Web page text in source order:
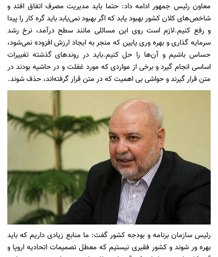
معاون رئیس جمهور ادامه داد: حتما باید مدیریت مصرف اتفاق افتد و
شاخص‌های کلان کشور بهبود یابد که اگر بهبود نمی‌یابد باید گره کار را پیدا
و رفع کنیم.لازم است روی این مسائلی مانند سطح درآمد، نرخ رشد
سرمایه گذاری و بهره وری پایین که منجر به ایجاد ارزش افزوده نمی‌شود،
حساس باشیم و آن‌ها را حل کنیم.باید در روندهای گذشته تغییرات
اساسی انجام گیرد و برخی از مواردی که مورد غفلت و در حاشیه بودند در
متن قرار گیرند و حواشی بی اهمیت که در متن قرار گرفته‌اند، حذف شوند.
رئیس سازمان برنامه و بودجه کشور گفت: ما منابع زیادی داریم که باید
بهره ور شوند و کشور فقیری نیستیم که معطل تصمیمات اتحادیه اروپا و